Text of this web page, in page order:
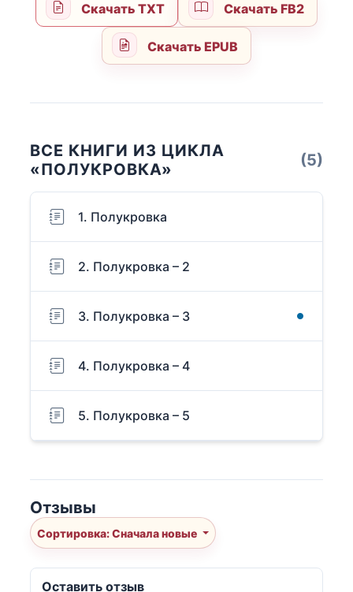
Скачать TXT Скачать FB2
Скачать EPUB
ВСЕ КНИГИ ИЗ ЦИКЛА
«ПОЛУКРОВКА»
(5)
1. Полукровка
2. Полукровка – 2
3. Полукровка – 3
4. Полукровка – 4
5. Полукровка – 5
Отзывы
Сортировка: Сначала новые
Оставить отзыв